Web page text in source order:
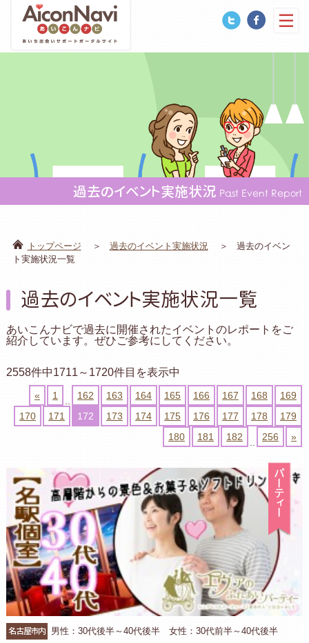
過去のイベント実施状況 Past Event Report
トップページ 過去のイベント実施状況
過去のイベン
ト実施状況一覧
過去のイベント実施状況一覧
あいこんナビで過去に開催されたイベントのレポートをご
紹介しています。ぜひご参考にしてください。
2558件中1711～1720件目を表示中
« 1 162 163 164 165 166 167 168
169
170
171 172 173 174 175 176 177 178
179
180
181 182 256 »
名古屋市内
男性：30代後半～40代後半 女性：30代前半～40代後半